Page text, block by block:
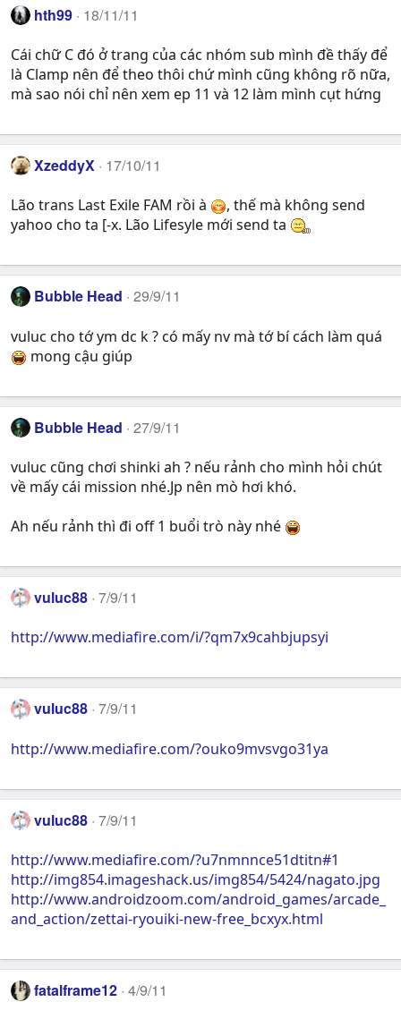
hth99 18/11/11
Cái chữ C đó ở trang của các nhóm sub mình đề thấy để
là Clamp nên để theo thôi chứ mình cũng không rõ nữa,
mà sao nói chỉ nên xem ep 11 và 12 làm mình cụt hứng
XzeddyX 17/10/11
Lão trans Last Exile FAM rồi à
, thế mà không send
yahoo cho ta [-x. Lão Lifesyle mới send ta
Bubble Head 29/9/11
vuluc cho tớ ym dc k ? có mấy nv mà tớ bí cách làm quá
mong cậu giúp
Bubble Head 27/9/11
vuluc cũng chơi shinki ah ? nếu rảnh cho mình hỏi chút
về mấy cái mission nhé.Jp nên mò hơi khó.
Ah nếu rảnh thì đi off 1 buổi trò này nhé
vuluc88 7/9/11
http://www.mediafire.com/i/?qm7x9cahbjupsyi
vuluc88 7/9/11
http://www.mediafire.com/?ouko9mvsvgo31ya
vuluc88 7/9/11
http://www.mediafire.com/?u7nmnnce51dtitn#1
http://img854.imageshack.us/img854/5424/nagato.jpg
http://www.androidzoom.com/android_games/arcade_
and_action/zettai-ryouiki-new-free_bcxyx.html
fatalframe12 4/9/11